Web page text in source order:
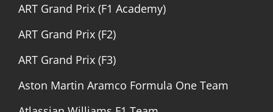
ART Grand Prix (F1 Academy)
ART Grand Prix (F2)
ART Grand Prix (F3)
Aston Martin Aramco Formula One Team